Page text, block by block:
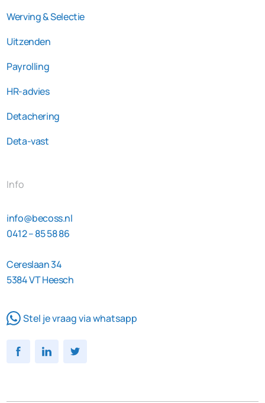
Werving & Selectie
Uitzenden
Payrolling
HR-advies
Detachering
Deta-vast
Info
info@becoss.nl
0412 – 85 58 86
Cereslaan 34
5384 VT Heesch
Stel je vraag via whatsapp